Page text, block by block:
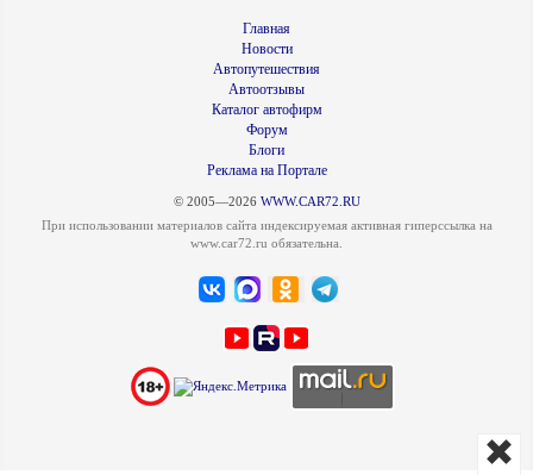
Главная
Новости
Автопутешествия
Автоотзывы
Каталог автофирм
Форум
Блоги
Реклама на Портале
© 2005—2026 WWW.CAR72.RU
При использовании материалов сайта индексируемая активная гиперссылка на
www.car72.ru обязательна.